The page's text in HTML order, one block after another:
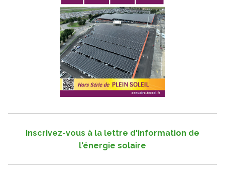
Inscrivez-vous à la lettre d'information de
l'énergie solaire